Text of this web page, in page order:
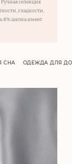
селекция
гладкости,
8% шелка имеет
СНА ОДЕЖДА ДЛЯ